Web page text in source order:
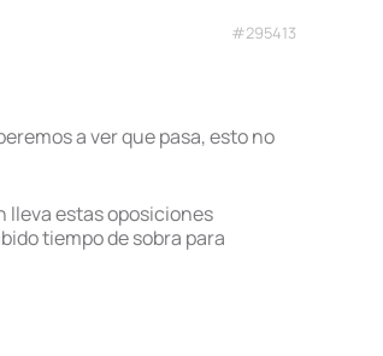
#295413
a ver que pasa, esto no
lleva estas oposiciones
tiempo de sobra para